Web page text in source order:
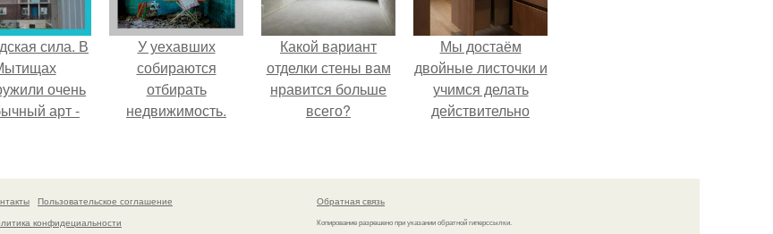
сила. В
очень
арт -
У уехавших
собираются
отбирать
недвижимость.
Какой вариант
отделки стены вам
нравится больше
всего?
Мы достаём
двойные листочки и
учимся делать
действительно
Пользовательское соглашение
конфидециальности
Обратная связь
Копирование разрешено при указании обратной гиперссылки.